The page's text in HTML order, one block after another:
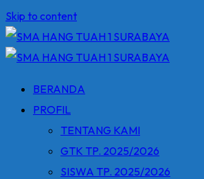
Skip to content
BERANDA
PROFIL
TENTANG KAMI
GTK TP. 2025/2026
SISWA TP. 2025/2026